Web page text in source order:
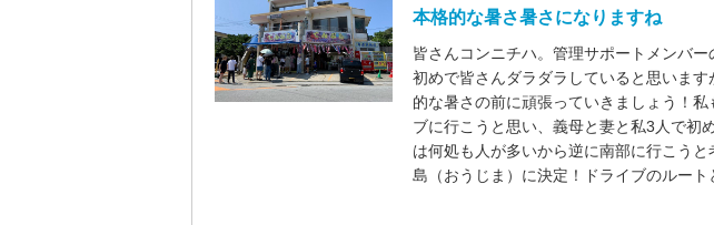
本格的な暑さ暑さになりますね
皆さんコンニチハ。管理サポートメンバ
初めで皆さんダラダラしていると思いま
的な暑さの前に頑張っていきましょう！
ブに行こうと思い、義母と妻と私3人で初
は何処も人が多いから逆に南部に行こう
島（おうじま）に決定！ドライブのルー